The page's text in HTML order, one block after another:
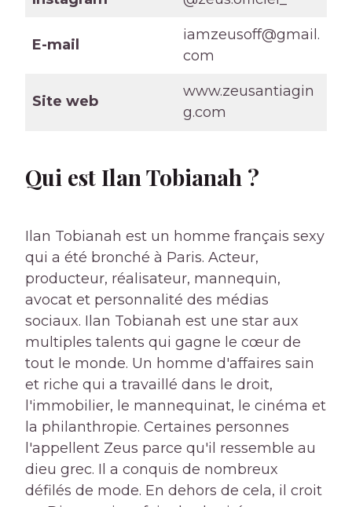
E-mail
iamzeusoff@gmail.
com
Site web
www.zeusantiagin
g.com
Qui est Ilan Tobianah ?
Ilan Tobianah est un homme français sexy
qui a été bronché à Paris. Acteur,
producteur, réalisateur, mannequin,
avocat et personnalité des médias
sociaux. Ilan Tobianah est une star aux
multiples talents qui gagne le cœur de
tout le monde. Un homme d'affaires sain
et riche qui a travaillé dans le droit,
l'immobilier, le mannequinat, le cinéma et
la philanthropie. Certaines personnes
l'appellent Zeus parce qu'il ressemble au
dieu grec. Il a conquis de nombreux
défilés de mode. En dehors de cela, il croit